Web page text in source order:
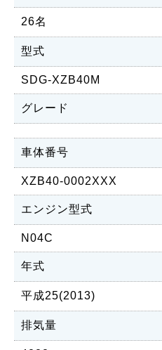
26名
型式
SDG-XZB40M
グレード
車体番号
XZB40-0002XXX
エンジン型式
N04C
年式
平成25(2013)
排気量